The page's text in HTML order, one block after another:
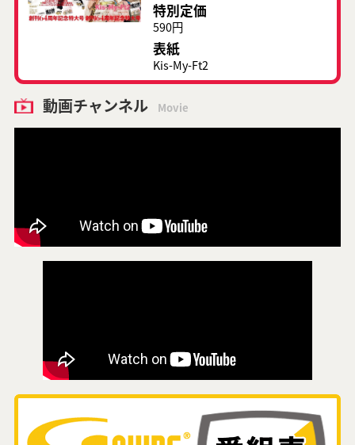
特別定価
590円
表紙
Kis-My-Ft2
動画チャンネル Movie